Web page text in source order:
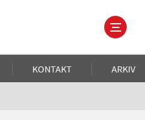
KONTAKT ARKIV